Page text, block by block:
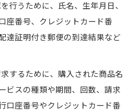
行うために、氏名、生年月日、
座番号、クレジットカード番
達証明付き郵便の到達結果など
するために、購入された商品名
ビスの種類や期間、回数、請求
口座番号やクレジットカード番